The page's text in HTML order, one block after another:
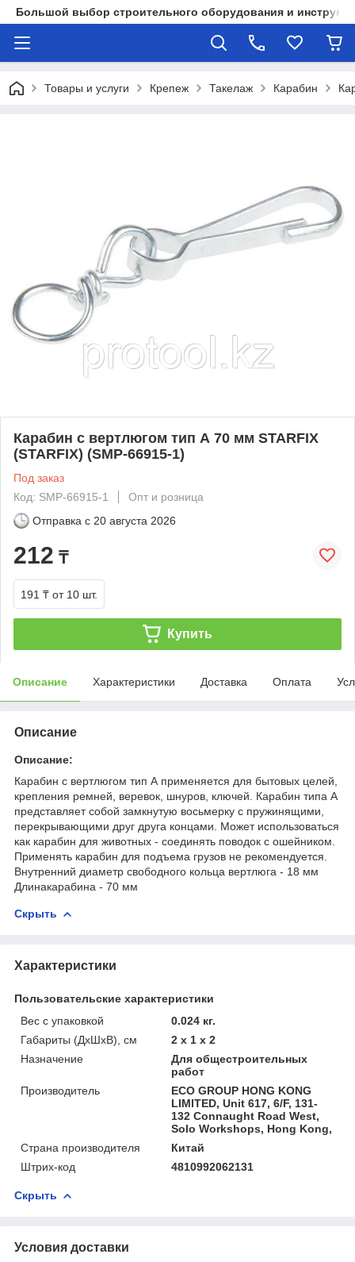
Большой выбор строительного оборудования и
Товары и услуги Крепеж Такелаж Карабин
Карабин с вертлюгом тип А 70 мм STARFIX
(STARFIX) (SMP-66915-1)
Под заказ
Код: SMP-66915-1
Опт и розница
Отправка с 20 августа 2026
212 ₸
191 ₸ от 10 шт.
Купить
Описание Характеристики Доставка Оплата
Описание
Описание:
Карабин с вертлюгом тип А применяется для бытовых целей,
крепления ремней, веревок, шнуров, ключей. Карабин типа А
представляет собой замкнутую восьмерку с пружинящими,
перекрывающими друг друга концами. Может использоваться
как карабин для животных - соединять поводок с ошейником.
Применять карабин для подъема грузов не рекомендуется.
Внутренний диаметр свободного кольца вертлюга - 18 мм
Длинакарабина - 70 мм
Скрыть
Характеристики
Пользовательские характеристики
Вес с упаковкой
0.024 кг.
Габариты (ДхШхВ), см
2 x 1 x 2
Назначение
Для общестроительных
работ
Производитель
ECO GROUP HONG KONG
LIMITED, Unit 617, 6/F, 131-
132 Connaught Road West,
Solo Workshops, Hong Kong,
Страна производителя
Китай
Штрих-код
4810992062131
Скрыть
Условия доставки